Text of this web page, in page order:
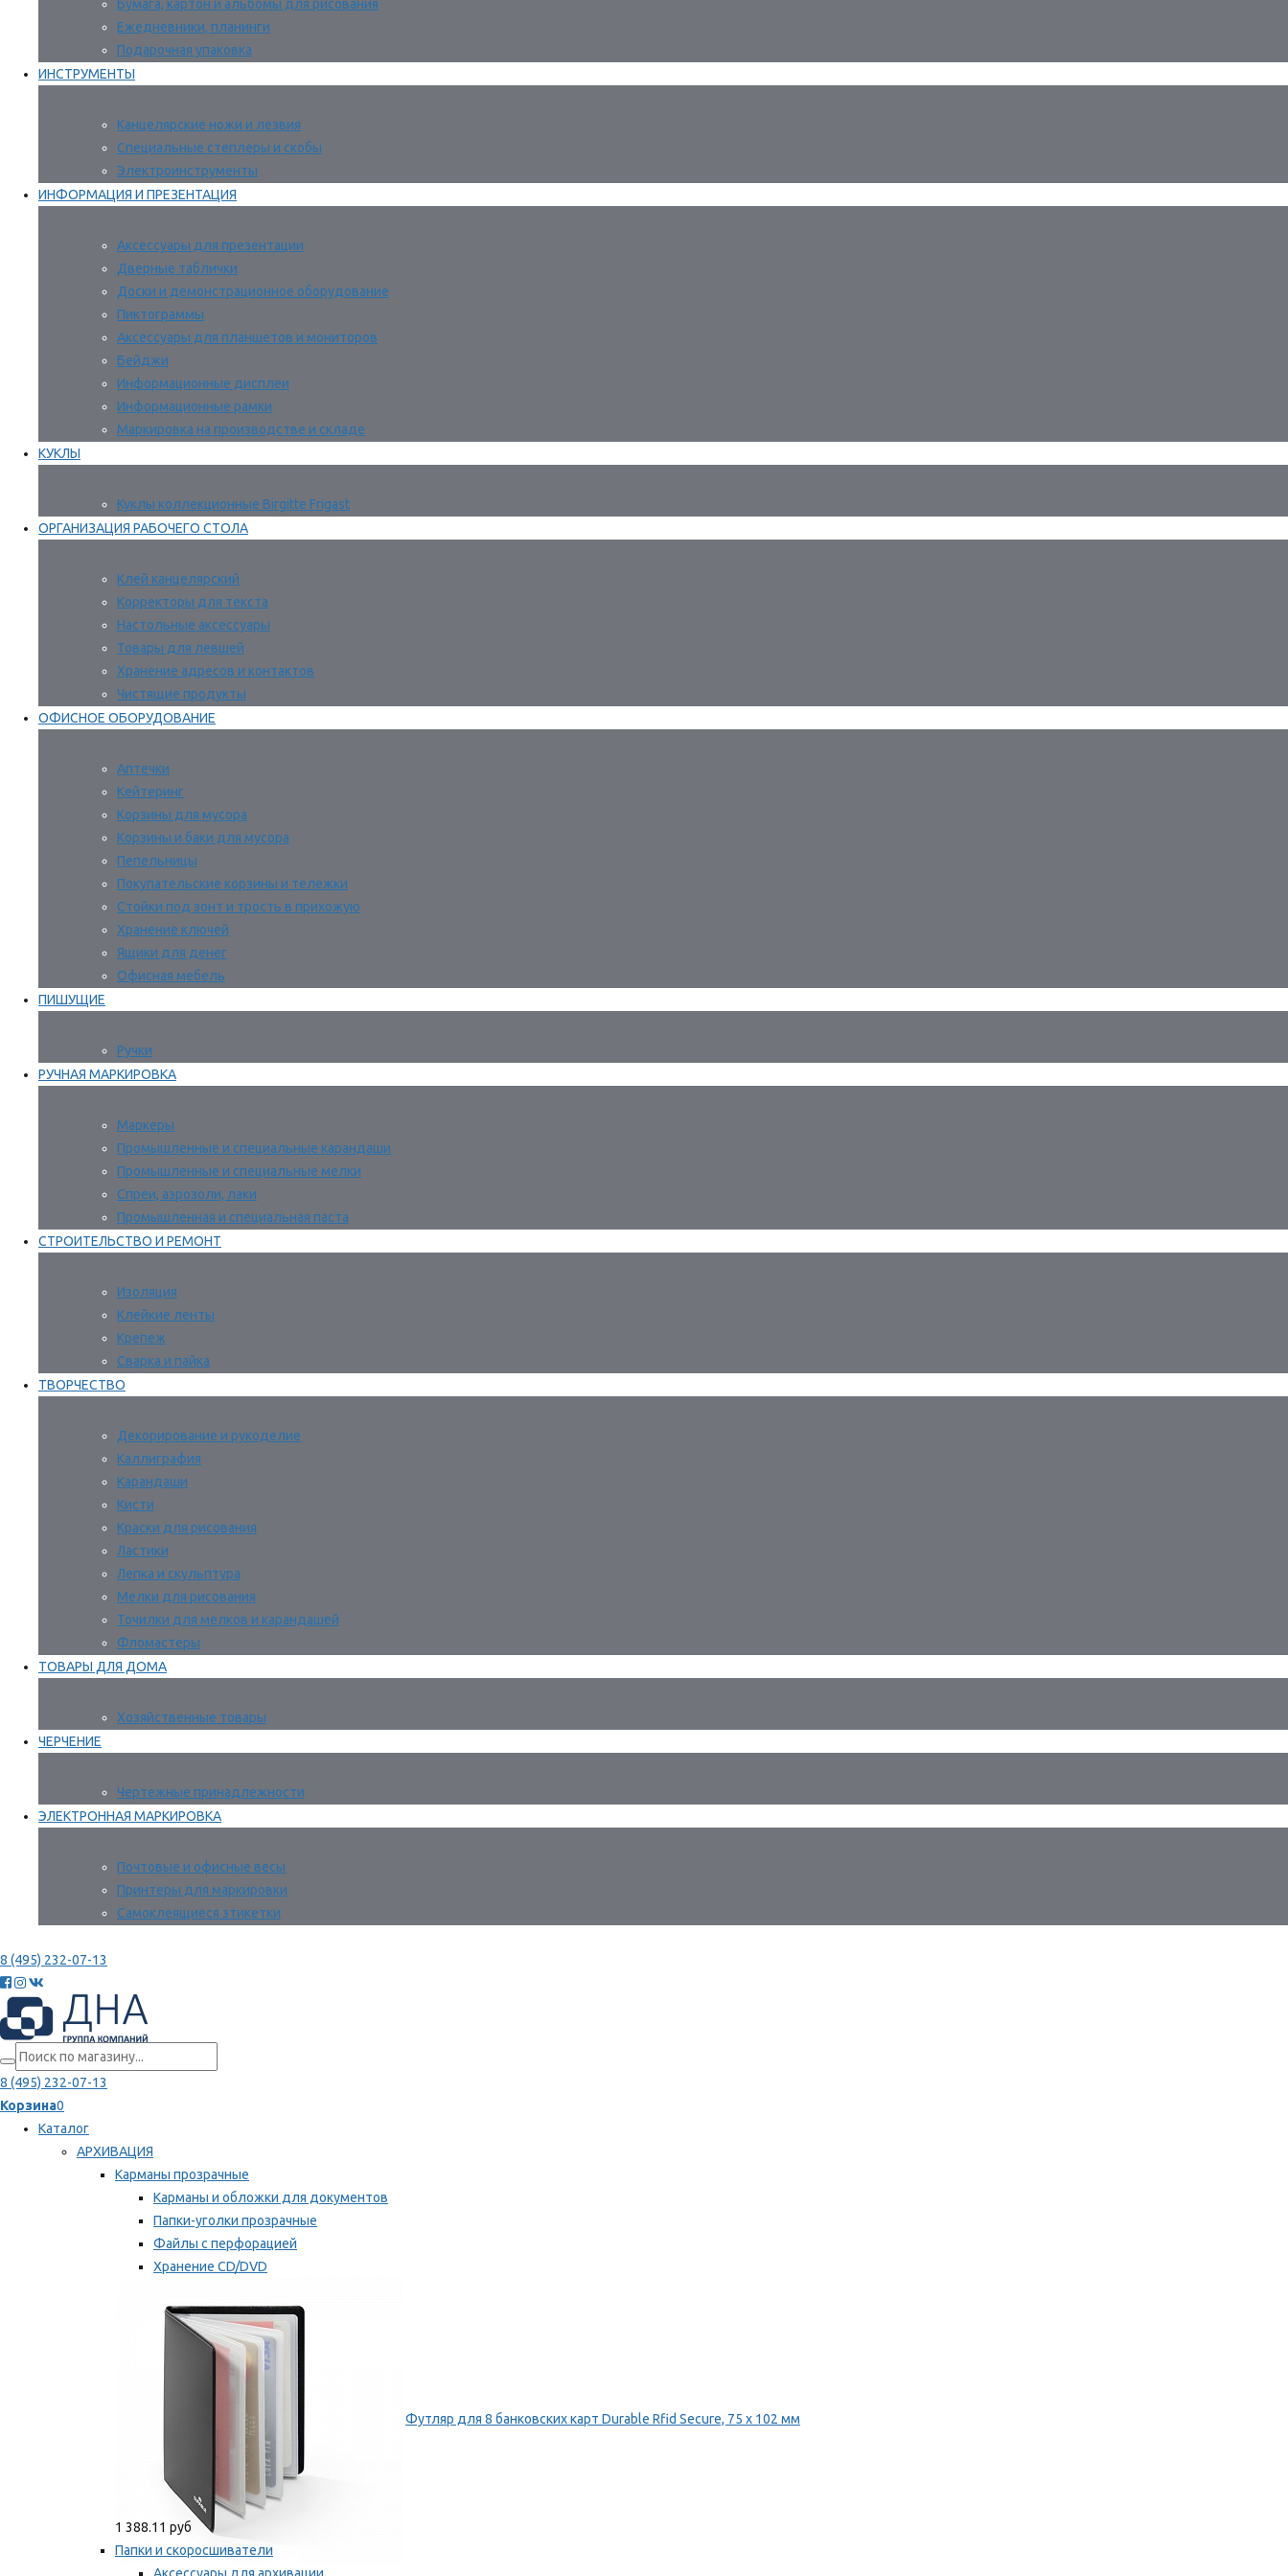
Бумага, картон и альбомы для рисования
Ежедневники, планинги
Подарочная упаковка
ИНСТРУМЕНТЫ
Канцелярские ножи и лезвия
Специальные степлеры и скобы
Электроинструменты
ИНФОРМАЦИЯ И ПРЕЗЕНТАЦИЯ
Аксессуары для презентации
Дверные таблички
Доски и демонстрационное оборудование
Пиктограммы
Аксессуары для планшетов и мониторов
Бейджи
Информационные дисплеи
Информационные рамки
Маркировка на производстве и складе
КУКЛЫ
Куклы коллекционные Birgitte Frigast
ОРГАНИЗАЦИЯ РАБОЧЕГО СТОЛА
Клей канцелярский
Корректоры для текста
Настольные аксессуары
Товары для левшей
Хранение адресов и контактов
Чистящие продукты
ОФИСНОЕ ОБОРУДОВАНИЕ
Аптечки
Кейтеринг
Корзины для мусора
Корзины и баки для мусора
Пепельницы
Покупательские корзины и тележки
Стойки под зонт и трость в прихожую
Хранение ключей
Ящики для денег
Офисная мебель
ПИШУЩИЕ
Ручки
РУЧНАЯ МАРКИРОВКА
Маркеры
Промышленные и специальные карандаши
Промышленные и специальные мелки
Спреи, аэрозоли, лаки
Промышленная и специальная паста
СТРОИТЕЛЬСТВО И РЕМОНТ
Изоляция
Клейкие ленты
Крепеж
Сварка и пайка
ТВОРЧЕСТВО
Декорирование и рукоделие
Каллиграфия
Карандаши
Кисти
Краски для рисования
Ластики
Лепка и скульптура
Мелки для рисования
Точилки для мелков и карандашей
Фломастеры
ТОВАРЫ ДЛЯ ДОМА
Хозяйственные товары
ЧЕРЧЕНИЕ
Чертежные принадлежности
ЭЛЕКТРОННАЯ МАРКИРОВКА
Почтовые и офисные весы
Принтеры для маркировки
Самоклеящиеся этикетки
8 (495) 232-07-13
8 (495) 232-07-13
Корзина0
Каталог
АРХИВАЦИЯ
Карманы прозрачные
Карманы и обложки для документов
Папки-уголки прозрачные
Файлы с перфорацией
Хранение CD/DVD
Мы рекомендуем
Футляр для 8 банковских карт Durable Rfid Secure, 75 х 102 мм
1 388.11 руб
Папки и скоросшиватели